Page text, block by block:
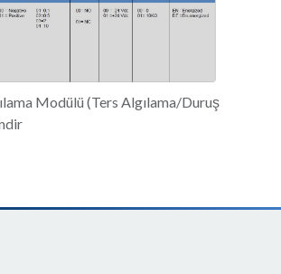
Modülü (Ters Algılama/Duruş